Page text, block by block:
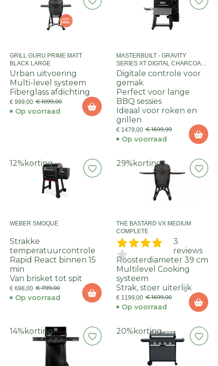
GRILL GURU PRIME MATT
BLACK LARGE
Urban uitvoering
Multi-level systeem
Fiberglass afdichting
€ 999,00 € 1099,00
Op voorraad
MASTERBUILT - GRAVITY
SERIES XT DIGITAL CHARCOAL
BBQ & SMOKER
Digitale controle voor
gemak
Perfect voor lange
BBQ sessies
Ideaal voor roken en
grillen
€ 1479,00 € 1699,99
Op voorraad
12% korting
WEBER SMOQUE
Strakke
temperatuurcontrole
Rapid React binnen 15
min
Van brisket tot spit
€ 698,00 € 799,00
Op voorraad
29% korting
THE BASTARD VX MEDIUM
COMPLETE
3
reviews
Roosterdiameter 39 cm
Multilevel Cooking
systeem
Strak, stoer uiterlijk
€ 1199,00 € 1699,00
Op voorraad
14% korting 20% korting